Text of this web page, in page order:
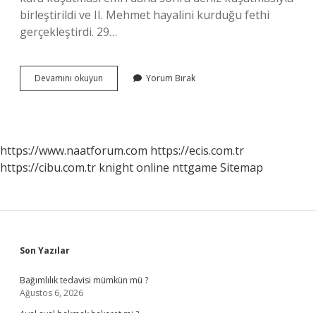
birleştirildi ve II. Mehmet hayalini kurduğu fethi
gerçekleştirdi. 29…
Devamını okuyun
Yılında
Yorum Bırak
https://www.naatforum.com https://ecis.com.tr
https://cibu.com.tr knight online nttgame Sitemap
Sidebar
Son Yazılar
Bağımlılık tedavisi mümkün mü ?
Ağustos 6, 2026